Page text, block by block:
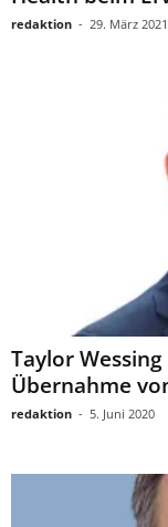
redaktion - 29. März 2021
Taylor
Übernahme
redaktion - 5. Juni 2020